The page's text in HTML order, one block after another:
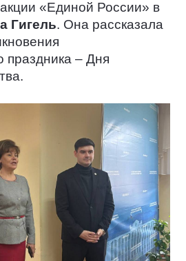
«Единой России» в
Гигель. Она рассказала
праздника – Дня